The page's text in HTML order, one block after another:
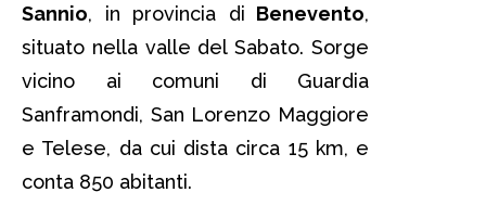
Sannio, in provincia di Benevento,
situato nella valle del Sabato. Sorge
vicino ai comuni di Guardia
Sanframondi, San Lorenzo Maggiore
e Telese, da cui dista circa 15 km, e
conta 850 abitanti.